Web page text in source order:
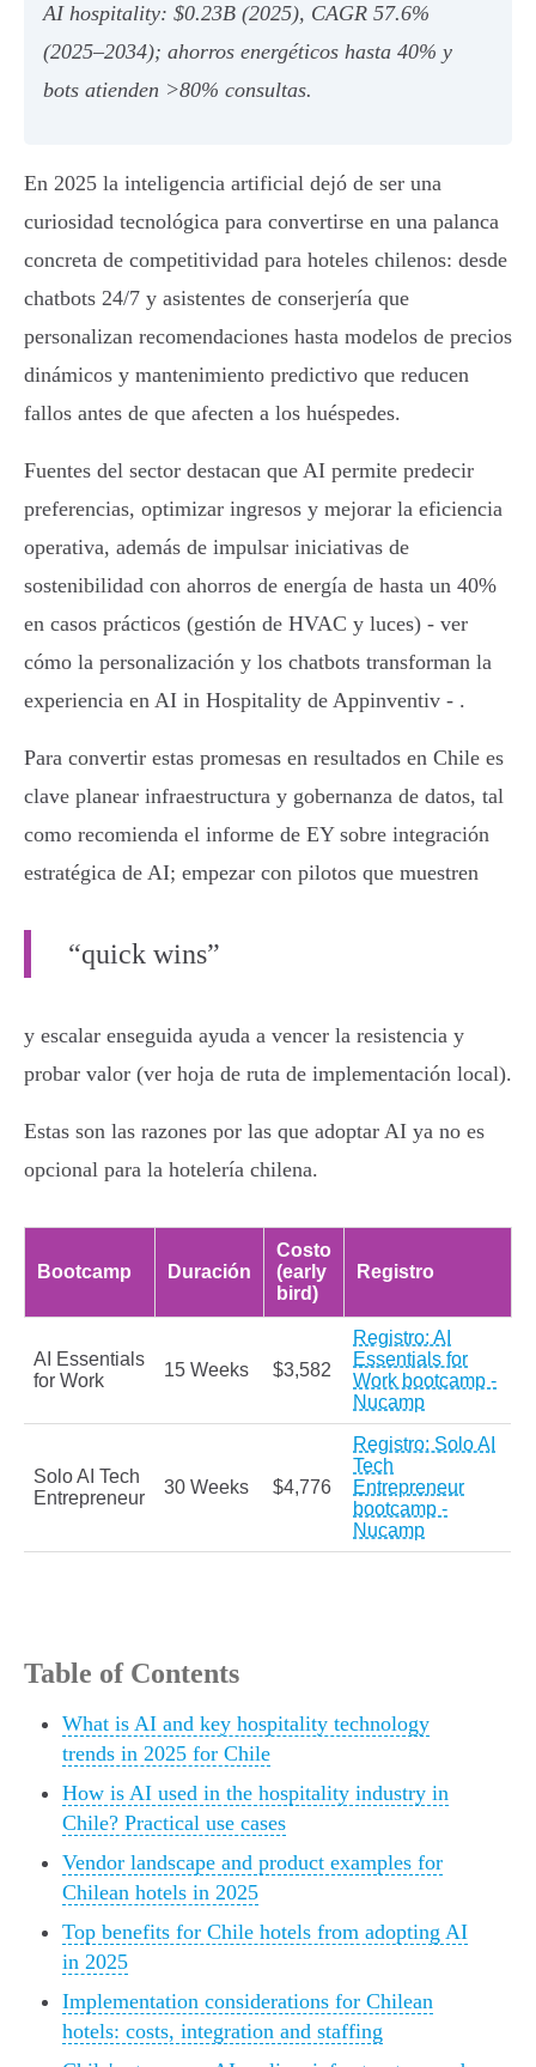
AI hospitality: $0.23B (2025), CAGR 57.6%
(2025–2034); ahorros energéticos hasta 40% y
bots atienden >80% consultas.
En 2025 la inteligencia artificial dejó de ser una
curiosidad tecnológica para convertirse en una palanca
concreta de competitividad para hoteles chilenos: desde
chatbots 24/7 y asistentes de conserjería que
personalizan recomendaciones hasta modelos de precios
dinámicos y mantenimiento predictivo que reducen
fallos antes de que afecten a los huéspedes.
Fuentes del sector destacan que AI permite predecir
preferencias, optimizar ingresos y mejorar la eficiencia
operativa, además de impulsar iniciativas de
sostenibilidad con ahorros de energía de hasta un 40%
en casos prácticos (gestión de HVAC y luces) - ver
cómo la personalización y los chatbots transforman la
experiencia en AI in Hospitality de Appinventiv - .
Para convertir estas promesas en resultados en Chile es
clave planear infraestructura y gobernanza de datos, tal
como recomienda el informe de EY sobre integración
estratégica de AI; empezar con pilotos que muestren
“quick wins”
y escalar enseguida ayuda a vencer la resistencia y
probar valor (ver hoja de ruta de implementación local).
Estas son las razones por las que adoptar AI ya no es
opcional para la hotelería chilena.
Bootcamp Duración
Costo
(early
bird)
Registro
AI Essentials
for Work
15 Weeks $3,582
Registro: AI
Essentials for
Work bootcamp -
Nucamp
Solo AI Tech
Entrepreneur
30 Weeks $4,776
Registro: Solo AI
Tech
Entrepreneur
bootcamp -
Nucamp
Table of Contents
What is AI and key hospitality technology
trends in 2025 for Chile
How is AI used in the hospitality industry in
Chile? Practical use cases
Vendor landscape and product examples for
Chilean hotels in 2025
Top benefits for Chile hotels from adopting AI
in 2025
Implementation considerations for Chilean
hotels: costs, integration and staffing